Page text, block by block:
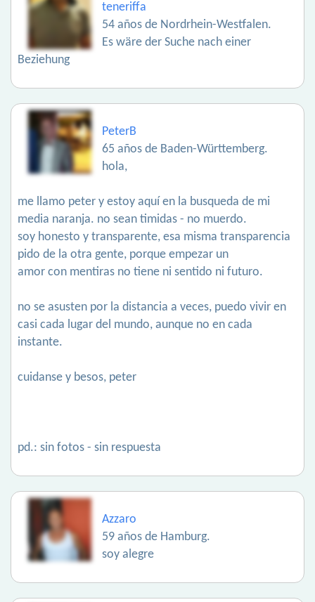
teneriffa
54 años de Nordrhein-Westfalen.
Es wäre der Suche nach einer
Beziehung
PeterB
65 años de Baden-Württemberg.
hola,
me llamo peter y estoy aquí en la busqueda de mi
media naranja. no sean timidas - no muerdo.
soy honesto y transparente, esa misma transparencia
pido de la otra gente, porque empezar un
amor con mentiras no tiene ni sentido ni futuro.
no se asusten por la distancia a veces, puedo vivir en
casi cada lugar del mundo, aunque no en cada
instante.
cuidanse y besos, peter
pd.: sin fotos - sin respuesta
Azzaro
59 años de Hamburg.
soy alegre